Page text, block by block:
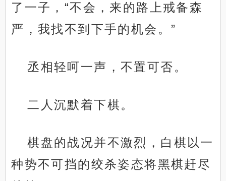
了一子，“不会，来的路上戒备森
严，我找不到下手的机会。”
丞相轻呵一声，不置可否。
二人沉默着下棋。
棋盘的战况并不激烈，白棋以一
种势不可挡的绞杀姿态将黑棋赶尽